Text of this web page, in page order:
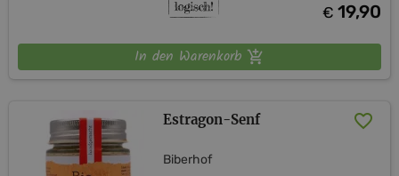
€ 19,90
In den Warenkorb
Estragon-Senf
Biberhof